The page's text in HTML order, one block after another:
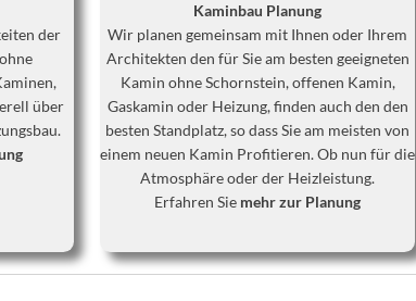
der
über
Kaminbau Planung
Wir planen gemeinsam mit Ihnen oder Ihrem
Architekten den für Sie am besten geeigneten
Kamin ohne Schornstein, offenen Kamin,
Gaskamin oder Heizung, finden auch den den
besten Standplatz, so dass Sie am meisten von
einem neuen Kamin Profitieren. Ob nun für die
Atmosphäre oder der Heizleistung.
Erfahren Sie mehr zur Planung